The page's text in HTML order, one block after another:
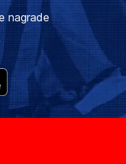
nagrade